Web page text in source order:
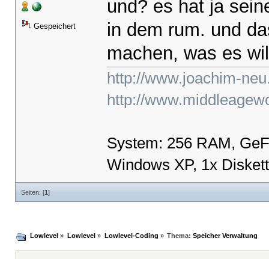
Gespeichert
und? es hat ja
in dem rum. und
machen, was es
http://www.joachim-
http://
System: 256 RAM,
Windows XP, 1x
Seiten: [1]
Lowlevel » Lowlevel» Lowlevel-Coding » Thema:Speicher Verwaltung